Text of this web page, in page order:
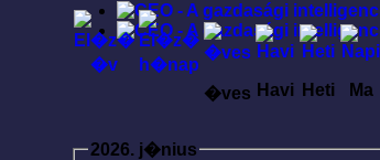
�ves Havi Heti Ma
2026. j�nius